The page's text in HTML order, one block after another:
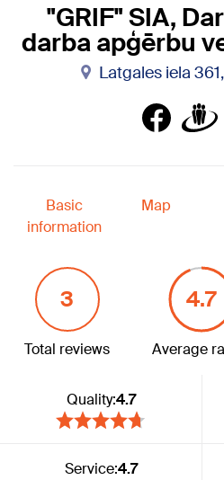
"GRIF" SIA,
darba apģērbu
Latgales iela
Basic
information
Map
3
Total reviews
4.7
Average
Quality:4.7
Service:4.7